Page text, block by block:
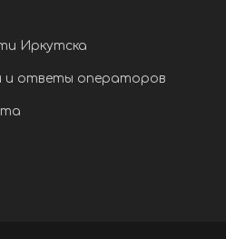
Иркутска
и ответы операторов